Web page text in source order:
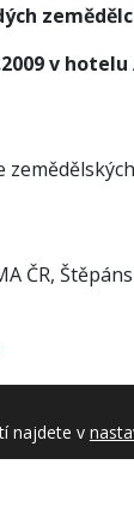
v
ČR,
najdete v